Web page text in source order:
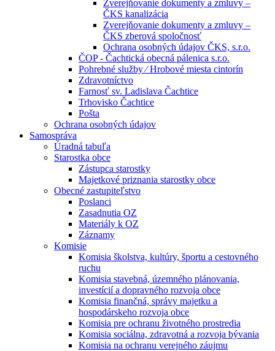
Zverejňovanie dokumenty a zmluvy –
ČKS kanalizácia
Zverejňovanie dokumenty a zmluvy –
ČKS zberová spoločnosť
Ochrana osobných údajov ČKS, s.r.o.
ČOP - Čachtická obecná pálenica s.r.o.
Pohrebné služby ⁄ Hrobové miesta cintorín
Zdravotníctvo
Farnosť sv. Ladislava Čachtice
Trhovisko Čachtice
Pošta
Ochrana osobných údajov
Samospráva
Úradná tabuľa
Starostka obce
Zástupca starostky
Majetkové priznania starostky obce
Obecné zastupiteľstvo
Poslanci
Zasadnutia OZ
Materiály k OZ
Záznamy
Komisie
Komisia školstva, kultúry, športu a cestovného
ruchu
Komisia stavebná, územného plánovania,
investícií a dopravného rozvoja obce
Komisia finančná, správy majetku a
hospodárskeho rozvoja obce
Komisia pre ochranu životného prostredia
Komisia sociálna, zdravotná a rozvoja bývania
Komisia na ochranu verejného záujmu